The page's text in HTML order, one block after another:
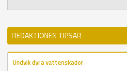
REDAKTIONEN TIPSAR
Undvik dyra vattenskador